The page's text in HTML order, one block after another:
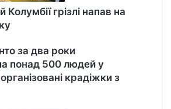
Колумбії грізлі напав на
за два роки
понад 500 людей у
крадіжки з